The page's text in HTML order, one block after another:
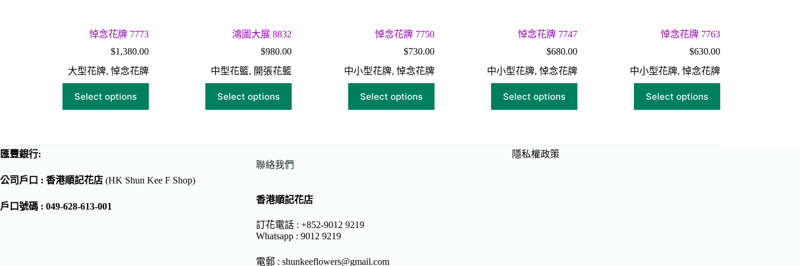
悼念花牌 7773
$1,380.00
大型花牌, 悼念花牌
Select options
鴻圖大展 8832
$980.00
中型花籃, 開張花籃
Select options
悼念花牌 7750
$730.00
中小型花牌, 悼念花牌
Select options
悼念花牌 7747
$680.00
中小型花牌, 悼念花牌
Select options
悼念花牌 7763
$630.00
中小型花牌, 悼念花牌
Select options
匯豐銀行:
公司戶口 : 香港順記花店 (HK Shun Kee F Shop)
戶口號碼 : 049-628-613-001
聯絡我們
香港順記花店
訂花電話 : +852-9012 9219
Whatsapp : 9012 9219
電郵 : shunkeeflowers@gmail.com
隱私權政策